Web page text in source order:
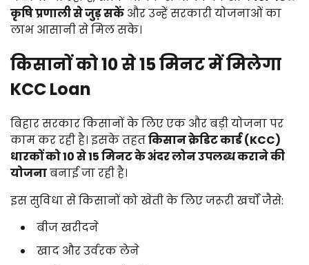
कृषिप्रणालीसेजुड़सकें औरउन्हेंसरकारीयोजनाओंका
लाभआसानीसेमिलसके।
किसानोंको10से15मिनटमेंमिलेगा
KCCLoan
बिहारसरकारकिसानोंकेलिएएक औरबड़ीयोजनापर
कामकररहीहै। इसकेतहतकिसानक्रेडिटकार्ड (KCC)
धारकोंको10से15मिनटकेअंदरलोनउपलब्धकरानेकी
योजनाबनाईजारहीहै।
इससुविधासेकिसानोंकोखेतीकेलिएजरूरीखर्चोंजैसे:
बीजखरीदने
खाद औरउर्वरकलेने